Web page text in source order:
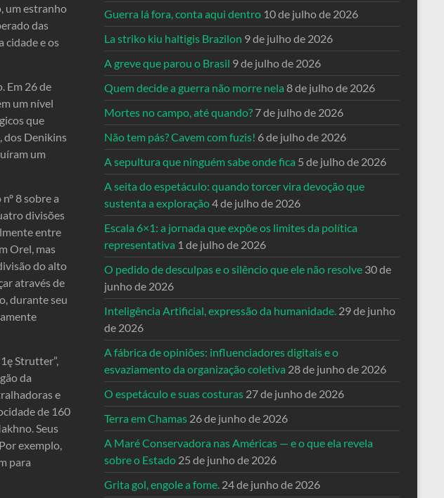
um estranho
das
cidade e os
Em 26 de
um nível
que
dos Denikins
um
8 sobre a
divisões
entre
Orel, mas
do alto
através de
durante seu
Strutter”,
da
e
de 160
Seus
exemplo,
para
Guerra lá fora, conta aqui dentro 10 de julho de 2026
La striko kiu haltigis Brazilon 9 de julho de 2026
A greve que parou o Brasil 9 de julho de 2026
Quem decide a guerra não morre nela 8 de julho de 2026
Mortes no campo, até quando? 7 de julho de 2026
Não tem pás? Cavem com fuzis! 6 de julho de 2026
A sepultura que ninguém sabe onde fica 5 de julho de 2026
A seita do espetáculo: quando torcer vira devoção que
sustenta a exploração4 de julho de 2026
Escala 6×1: a jornada que expõe os limites da política
representativa 1 de julho de 2026
O pedido de desculpas e o silêncio que ele não resolve 30 de
junho de 2026
Inteligência Artificial, expressão da humanidade. 29 de junho
de 2026
A fábrica de opiniões: influenciadores digitais e o
esvaziamento da organização coletiva 28 de junho de 2026
O espetáculo e suas costuras 27 de junho de 2026
Terra em Chamas 26 de junho de 2026
A Maré Conservadora nas Américas — e o que ela revela
sobre o Estado 25 de junho de 2026
Grita gol, engole a fome. 24 de junho de 2026